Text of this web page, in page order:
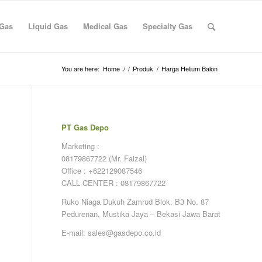
Liquid Gas Medical Gas Specialty Gas
You are here: Home / / Produk / Harga Helium Balon
PT Gas Depo
Marketing :
08179867722 (Mr. Faizal)
Office : +622129087546
CALL CENTER : 08179867722
Ruko Niaga Dukuh Zamrud Blok. B3 No. 87
Pedurenan, Mustika Jaya – Bekasi Jawa Barat
E-mail: sales@gasdepo.co.id